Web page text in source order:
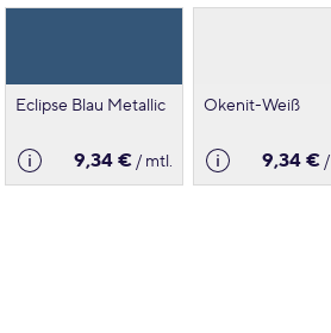
Eclipse Blau Metallic
9,34 €/ mtl.
Okenit-Weiß
9,34 €